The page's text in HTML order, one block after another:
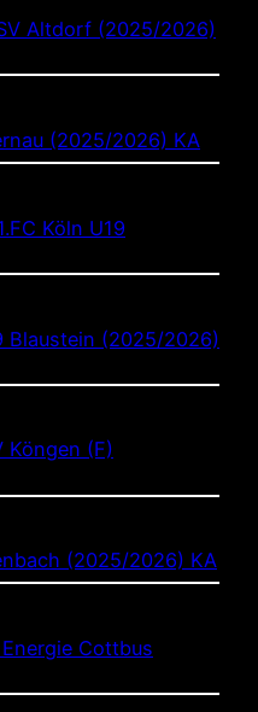
Altdorf (2025/2026)
(2025/2026) KA
Köln U19
Blaustein (2025/2026)
Köngen (F)
(2025/2026) KA
Cottbus